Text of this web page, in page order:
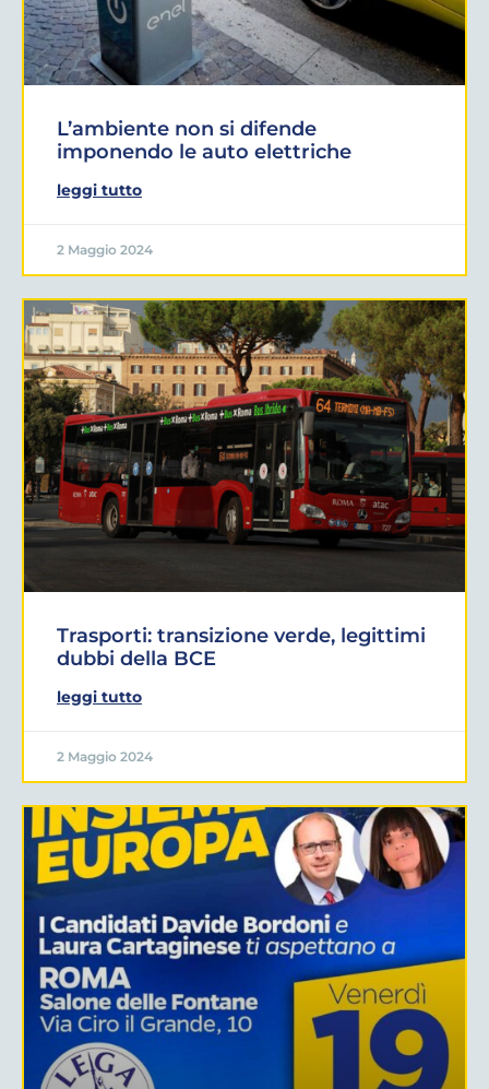
L’ambiente non si difende
imponendo le auto elettriche
leggi tutto
2 Maggio 2024
Trasporti: transizione verde, legittimi
dubbi della BCE
leggi tutto
2 Maggio 2024